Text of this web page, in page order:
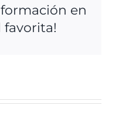
en
favorita!